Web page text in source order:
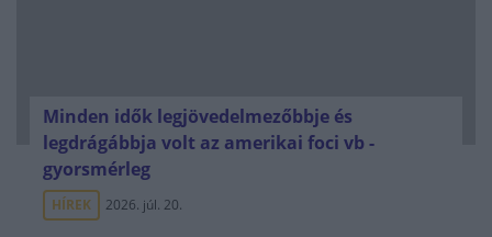
Minden idők legjövedelmezőbbje és
legdrágábbja volt az amerikai foci vb -
gyorsmérleg
HÍREK 2026. júl. 20.